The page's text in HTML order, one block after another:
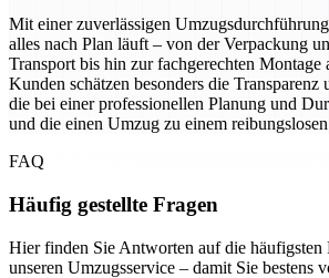
Mit einer zuverlässigen
alles nach Plan läuft – von der Verpackung
Transport bis hin zur fachgerechten Montage
Kunden schätzen besonders die Transparenz
die bei einer professionellen Planung und
und die einen Umzug zu einem
FAQ
Häufig gestellte Fragen
Hier finden Sie Antworten auf die häufigsten
unseren Umzugsservice – damit Sie bestens